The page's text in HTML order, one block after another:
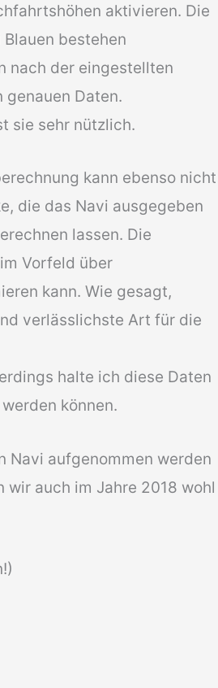
aktivieren. Die
bestehen
nach der eingestellten
genauen Daten.
sie sehr nützlich.
kann ebenso nicht
die das Navi ausgegeben
lassen. Die
Vorfeld über
kann. Wie gesagt,
verlässlichste Art für die
halte ich diese Daten
können.
Navi aufgenommen werden
auch im Jahre 2018 wohl